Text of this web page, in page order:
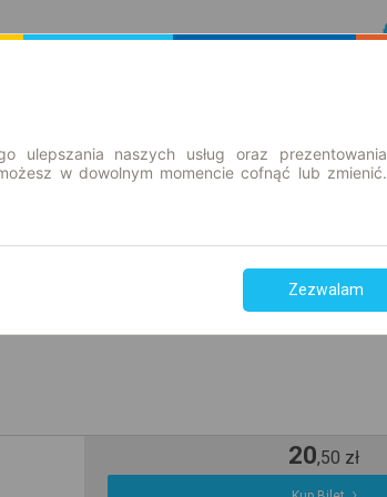
20,50 zł
ulepszania naszych usług oraz prezentowania
w dowolnym momencie cofnąć lub zmienić.
Zezwalam